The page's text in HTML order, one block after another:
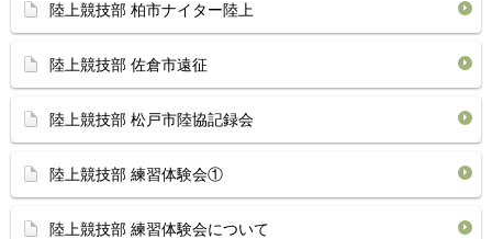
陸上競技部 柏市ナイター陸上
陸上競技部 佐倉市遠征
陸上競技部 松戸市陸協記録会
陸上競技部 練習体験会①
陸上競技部 練習体験会について